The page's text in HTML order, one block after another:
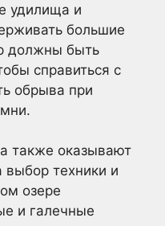
удилища и
большие
должны быть
справиться с
обрыва при
также оказывают
выбор техники и
озере
и галечные